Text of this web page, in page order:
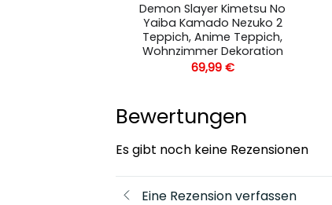
Demon Slayer Kimetsu No
Yaiba Kamado Nezuko 2
Teppich, Anime Teppich,
Wohnzimmer Dekoration
69,99 €
Bewertungen
Es gibt noch keine Rezensionen
Eine Rezension verfassen